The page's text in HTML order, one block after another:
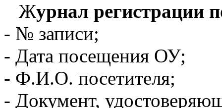
Журнал регистрации
- № записи;
- Дата посещения ОУ;
- Ф.И.О. посетителя;
- Документ,